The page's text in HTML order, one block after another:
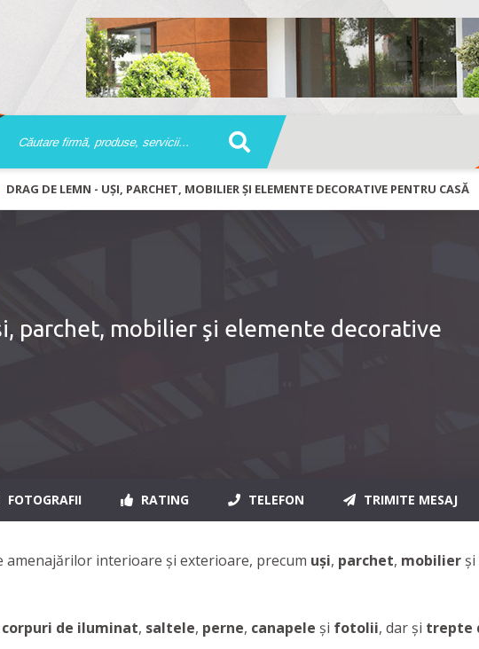
DRAG DE LEMN - UŞI, PARCHET, MOBILIER ŞI ELEMENTE DECORATIVE PENTRU CASĂ
parchet, mobilier şi elemente decorative
FOTOGRAFII RATING TELEFON TRIMITE MESAJ
interioare şi exterioare, precum uşi, parchet, mobilier
corpuri de iluminat, saltele, perne, canapele şi fotolii, dar şi trepte